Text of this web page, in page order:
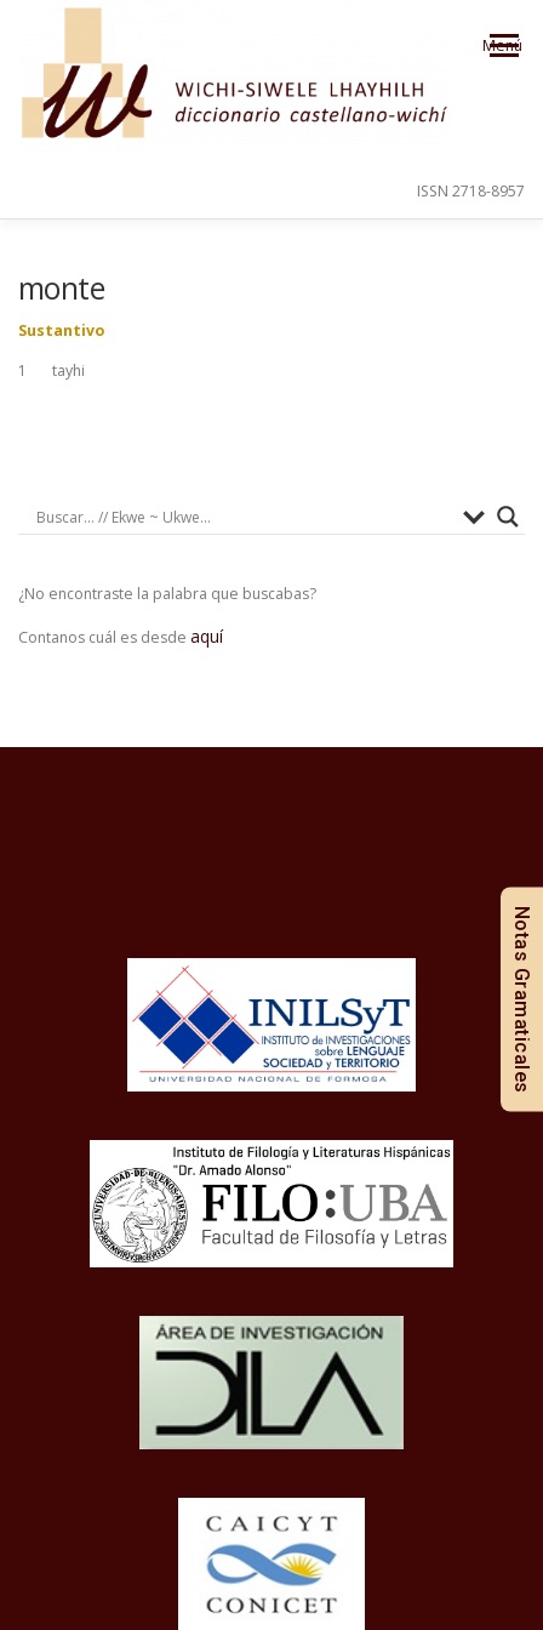
Saltar al contenido
Menú
ISSN 2718-8957
monte
Sustantivo
1 tayhi
¿No encontraste la palabra que buscabas?
Contanos cuál es desde aquí
Notas Gramaticales